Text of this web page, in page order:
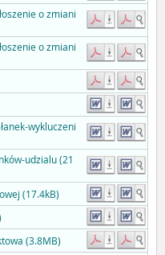
o zmiani
o zmiani
wykluczeni
udzialu (21
(17.4kB)
(3.8MB)